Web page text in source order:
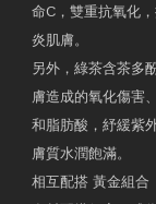
命C，雙重抗氧化
炎肌膚。
另外，綠茶含茶多
膚造成的氧化傷害
和脂肪酸，紓緩紫
膚質水潤飽滿。
相互配搭 黃金組合